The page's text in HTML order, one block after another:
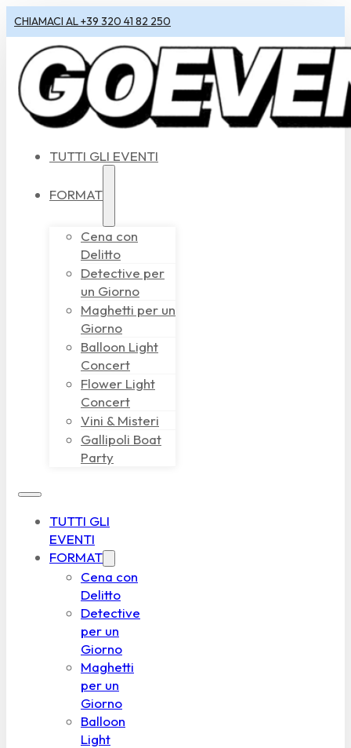
CHIAMACI AL +39 320 41 82 250
TUTTI GLI EVENTI
FORMAT
Cena con
Delitto
Detective per
un Giorno
Maghetti per un
Giorno
Balloon Light
Concert
Flower Light
Concert
Vini & Misteri
Gallipoli Boat
Party
TUTTI GLI
EVENTI
FORMAT
Cena con
Delitto
Detective
per un
Giorno
Maghetti
per un
Giorno
Balloon
Light